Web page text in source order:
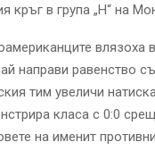
кръг в група „H“ на
влязоха
направи равенство
тим увеличи
класа с 0:0
на именит